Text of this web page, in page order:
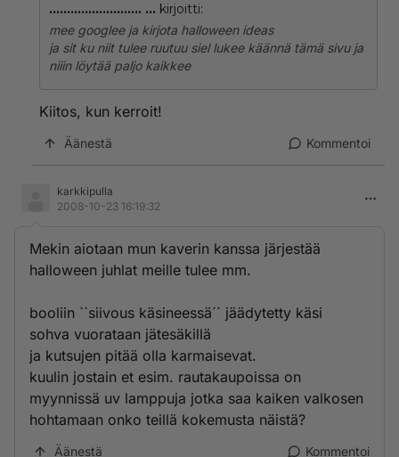
.......................... ... kirjoitti:
mee googlee ja kirjota halloween ideas
ja sit ku niit tulee ruutuu siel lukee käännä tämä sivu ja
niiin löytää paljo kaikkee
Kiitos, kun kerroit!
Äänestä Kommentoi
karkkipulla
2008-10-23 16:19:32
Mekin aiotaan mun kaverin kanssa järjestää
halloween juhlat meille tulee mm.
booliin ``siivous käsineessä´´ jäädytetty käsi
sohva vuorataan jätesäkillä
ja kutsujen pitää olla karmaisevat.
kuulin jostain et esim. rautakaupoissa on
myynnissä uv lamppuja jotka saa kaiken valkosen
hohtamaan onko teillä kokemusta näistä?
Äänestä Kommentoi